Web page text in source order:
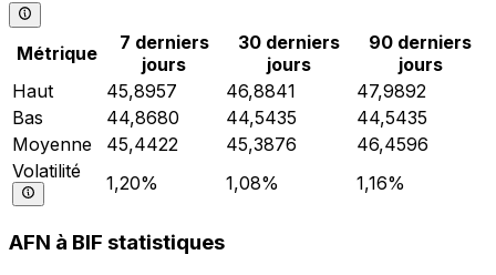
Métrique
7 derniers
jours
30 derniers
jours
90 derniers
jours
Haut
45,8957 46,8841
47,9892
Bas
44,8680 44,5435
44,5435
Moyenne
45,4422 45,3876
46,4596
Volatilité
1,20% 1,08% 1,16%
AFN à BIF statistiques